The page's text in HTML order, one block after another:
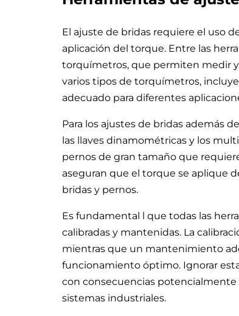
El ajuste de bridas requiere el uso
aplicación del torque. Entre las
torquímetros, que permiten medir y
varios tipos de torquímetros,
adecuado para diferentes
Para los ajustes de bridas además
las llaves dinamométricas y los
pernos de gran tamaño que
aseguran que el torque se aplique
bridas y pernos.
Es fundamental l que todas las
calibradas y mantenidas. La
mientras que un mantenimiento
funcionamiento óptimo. Ignorar
con consecuencias potencialmente
sistemas industriales.